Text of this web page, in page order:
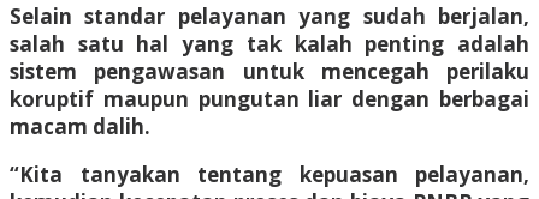
Selain standar pelayanan yang sudah berjalan,
salah satu hal yang tak kalah penting adalah
sistem pengawasan untuk mencegah perilaku
koruptif maupun pungutan liar dengan berbagai
macam dalih.
“Kita tanyakan tentang kepuasan pelayanan,